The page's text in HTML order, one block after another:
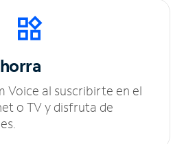
Voice al suscribirte en el
o TV y disfruta de